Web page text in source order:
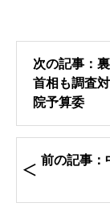
次の記事：
首相も調査
院予算委
前の記事：